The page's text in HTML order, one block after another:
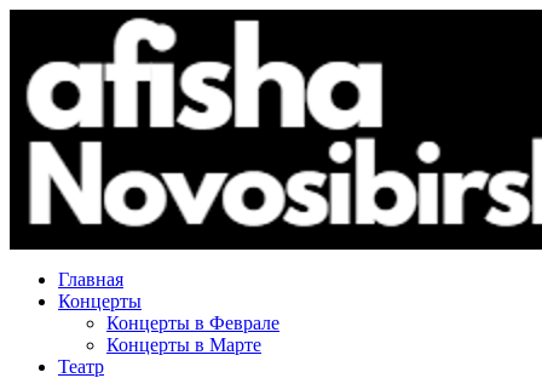
Главная
Концерты
Концерты в Феврале
Концерты в Марте
Театр